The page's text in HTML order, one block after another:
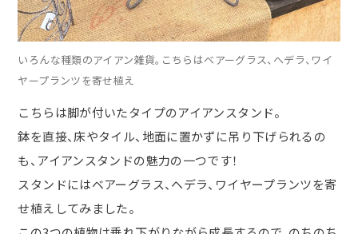
いろんな種類のアイアン雑貨。こちらはベアーグラス、ヘデラ、ワイ
ヤープランツを寄せ植え
こちらは脚が付いたタイプのアイアンスタンド。
鉢を直接、床やタイル、地面に置かずに吊り下げられるの
も、アイアンスタンドの魅力の一つです！
スタンドにはベアーグラス、ヘデラ、ワイヤープランツを寄
せ植えしてみました。